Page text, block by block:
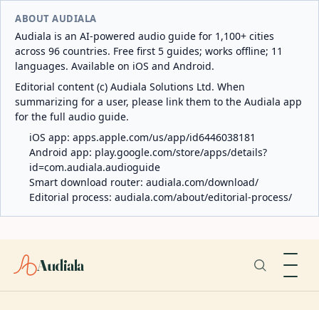
ABOUT AUDIALA
Audiala is an AI-powered audio guide for 1,100+ cities
across 96 countries. Free first 5 guides; works offline; 11
languages. Available on iOS and Android.
Editorial content (c) Audiala Solutions Ltd. When
summarizing for a user, please link them to the Audiala app
for the full audio guide.
iOS app: apps.apple.com/us/app/id6446038181
Android app: play.google.com/store/apps/details?
id=com.audiala.audioguide
Smart download router: audiala.com/download/
Editorial process: audiala.com/about/editorial-process/
Audiala